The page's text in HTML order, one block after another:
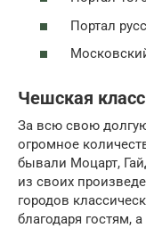
Портал
Чешская
За всю свою
огромное
бывали Моцарт,
из своих
городов
благодаря гостям,